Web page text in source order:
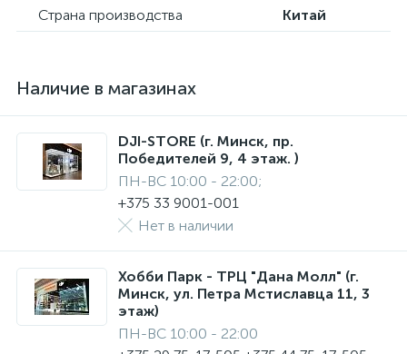
Страна производства
Китай
Наличие в магазинах
DJI-STORE (г. Минск, пр.
Победителей 9, 4 этаж. )
ПН-ВС 10:00 - 22:00;
+375 33 9001-001
Нет в наличии
Хобби Парк - ТРЦ "Дана Молл" (г.
Минск, ул. Петра Мстиславца 11, 3
этаж)
ПН-ВС 10:00 - 22:00